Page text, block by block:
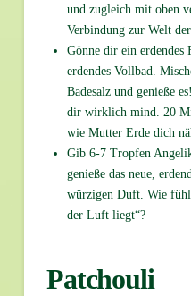
und zugleich mit oben
Verbindung zur Welt
Gönne dir ein erdendes
erdendes Vollbad.
Badesalz und genieße
dir wirklich mind. 20
wie Mutter Erde dich
Gib 6-7 Tropfen
genieße das neue,
würzigen Duft. Wie
der Luft liegt“?
Patchouli